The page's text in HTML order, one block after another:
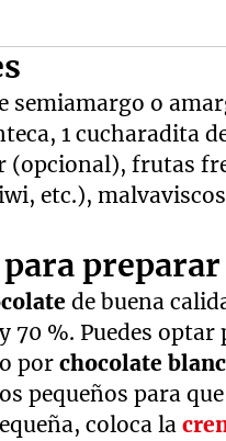
semiamargo o
1 cucharadita
(opcional), frutas
etc.),
para
de buena
70 %. Puedes
porchocolate
pequeños para
coloca la